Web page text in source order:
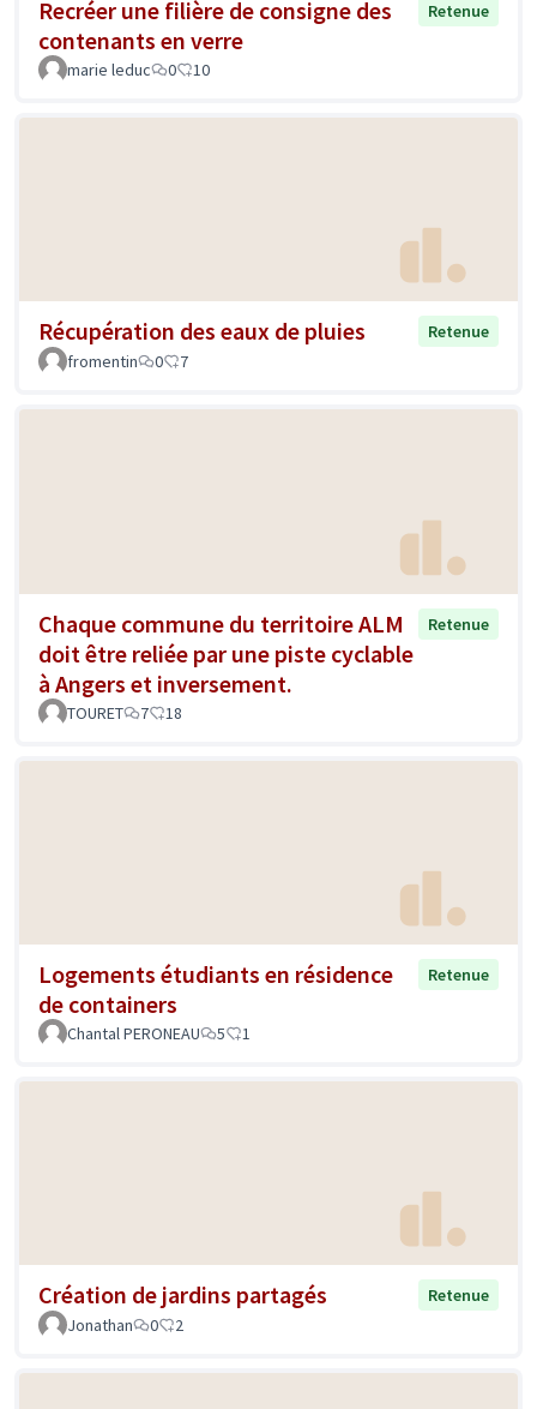
Recréer une filière de consigne des
contenants en verre
Retenue
marie leduc 0 10
Récupération des eaux de pluies
Retenue
fromentin
0 7
Chaque commune du territoire ALM
doit être reliée par une piste cyclable
à Angers et inversement.
Retenue
TOURET 7 18
Logements étudiants en résidence
de containers
Retenue
Chantal PERONEAU 5 1
Création de jardins partagés
Retenue
Jonathan
0 2